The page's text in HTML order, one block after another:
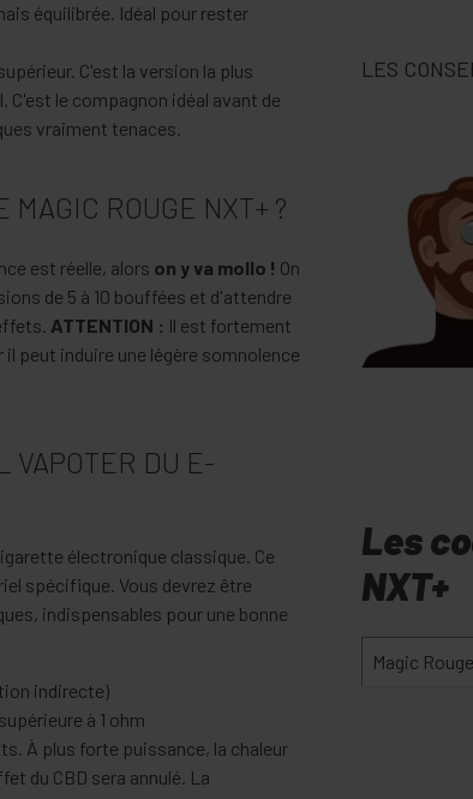
équilibrée. Idéal pour rester
C'est la version la plus
le compagnon idéal avant de
vraiment tenaces.
ROUGE NXT+ ?
est réelle, alors on y va mollo ! On
de 5 à 10 bouffées et d'attendre
ATTENTION : Il est fortement
peut induire une légère somnolence
VAPOTER DU E-
électronique classique. Ce
spécifique. Vous devrez être
indispensables pour une bonne
indirecte)
à 1 ohm
À plus forte puissance, la chaleur
du CBD sera annulé. La
LES
Les
NXT+
Magic